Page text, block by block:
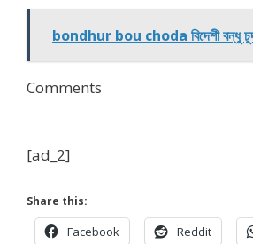
bondhur bou choda বিদেশী বন্ধু
Comments
[ad_2]
Share this:
Facebook Reddit